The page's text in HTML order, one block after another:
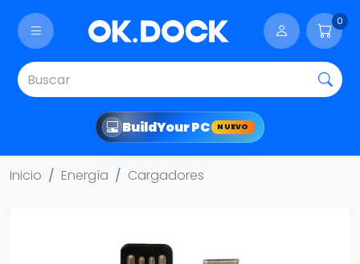
0
BuildYour PC NUEVO
Inicio Energía Cargadores